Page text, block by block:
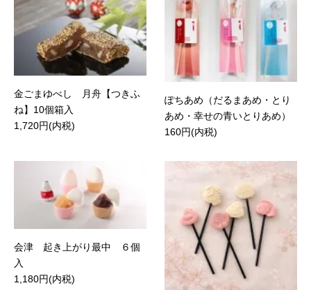
金ごまゆべし 月舟【つきふ
ね】10個箱入
1,720円(内税)
ぽちあめ（だるまあめ・とり
あめ・幸せの青いとりあめ）
160円(内税)
会津 起き上がり最中 ６個
入
1,180円(内税)